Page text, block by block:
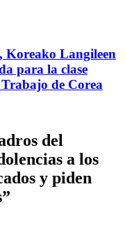
Koreako Langileen
para la clase
de Corea
del
a los
y piden
”